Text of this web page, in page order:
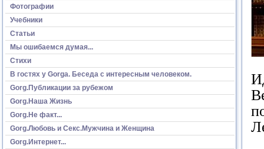
Фотографии
Учебники
Статьи
Мы ошибаемся думая...
Стихи
В гостях у Gorga. Беседа с интересным человеком.
Gorg.Публикации за рубежом
Gorg.Наша Жизнь
Gorg.Не факт...
Gorg.Любовь и Секс.Мужчина и Женщина
Gorg.Интернет...